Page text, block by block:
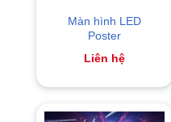
Màn hình LED
Poster
Liên hệ